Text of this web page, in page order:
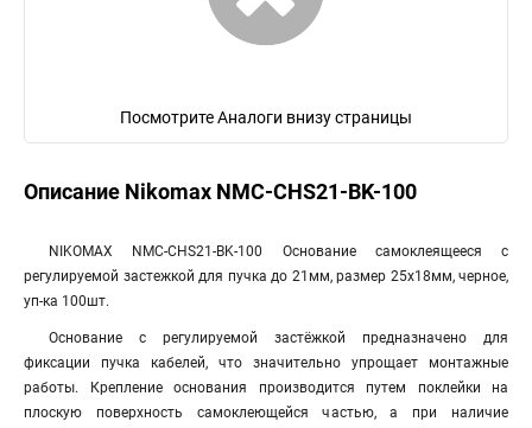
Посмотрите Аналоги внизу страницы
Описание Nikomax NMC-CHS21-BK-100
NIKOMAX NMC-CHS21-BK-100 Основание самоклеящееся с
регулируемой застежкой для пучка до 21мм, размер 25х18мм, черное,
уп-ка 100шт.
Основание с регулируемой застёжкой предназначено для
фиксации пучка кабелей, что значительно упрощает монтажные
работы. Крепление основания производится путем поклейки на
плоскую поверхность самоклеющейся частью, а при наличие